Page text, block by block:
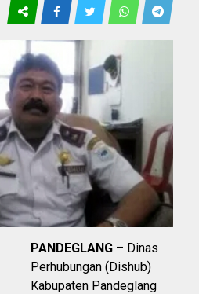
PANDEGLANG – Dinas
Perhubungan (Dishub)
Kabupaten Pandeglang